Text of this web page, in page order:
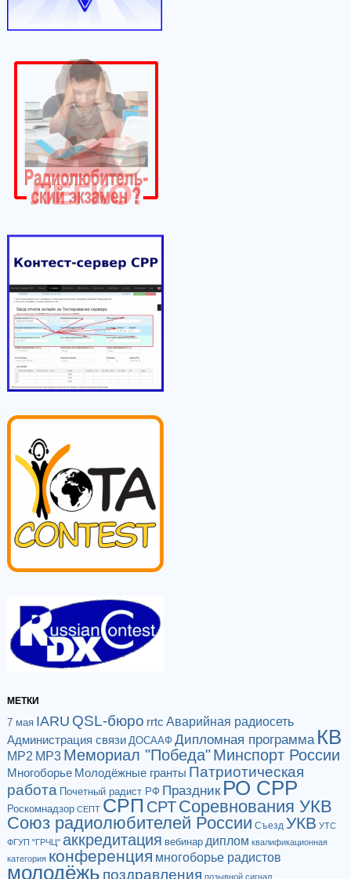
МЕТКИ
7 мая IARU QSL-бюро rrtc Аварийная радиосеть
Администрация связи ДОСААФ Дипломная программа КВ
МР2 МР3 Мемориал "Победа"Минспорт России
Многоборье Молодёжные гранты Патриотическая
работа Почетный радист РФ Праздник РО СРР
Роскомнадзор СЕПТ СРП СРТСоревнования УКВ
Союз радиолюбителей России Съезд УКВ УТС
ФГУП "ГРЧЦ" аккредитация вебинар диплом квалификационная
категория конференция многоборье радистов
молодёжь поздравления позывной сигнал